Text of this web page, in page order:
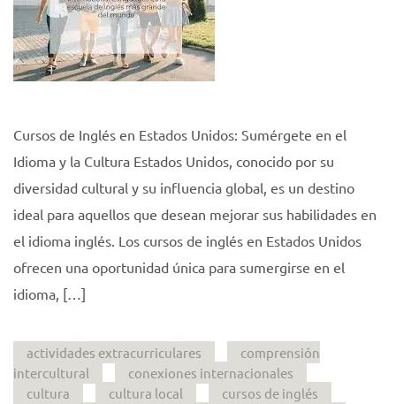
Cursos de Inglés en Estados Unidos: Sumérgete en el
Idioma y la Cultura Estados Unidos, conocido por su
diversidad cultural y su influencia global, es un destino
ideal para aquellos que desean mejorar sus habilidades en
el idioma inglés. Los cursos de inglés en Estados Unidos
ofrecen una oportunidad única para sumergirse en el
idioma, […]
actividades extracurriculares
comprensión
intercultural
conexiones internacionales
cultura
cultura local
cursos de inglés